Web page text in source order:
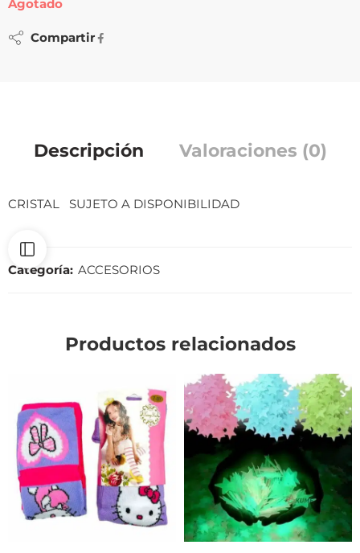
Agotado
Compartir
Descripción Valoraciones (0)
CRISTAL SUJETO A DISPONIBILIDAD
Categoría: ACCESORIOS
Productos relacionados